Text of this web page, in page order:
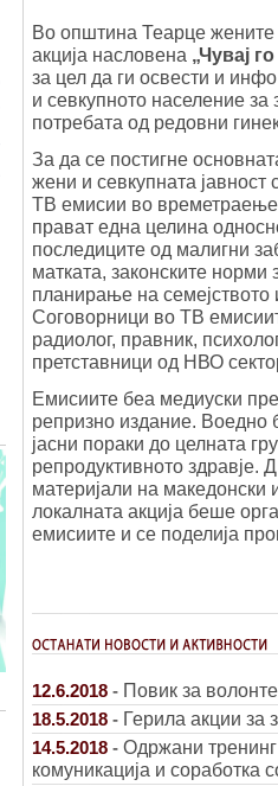
Во општина Теарце
акција насловена „Чувај
за цел да ги освести и
и севкупното население за
потребата од редовни
За да се постигне
жени и севкупната
ТВ емисии во
прават една целина
последиците од малигни
матката, законските норми
планирање на семејството
Соговорници во ТВ
радиолог, правник,
претставници од НВО
Емисиите беа медиуски
репризно издание. Воедно
јасни пораки до целната
репродуктивното здравје.
материјали на македонски
локалната акција беше
емисиите и се поделија
12.6.2018 - Повик за
18.5.2018 - Герила акции за
14.5.2018 - Одржани
комуникација и соработка